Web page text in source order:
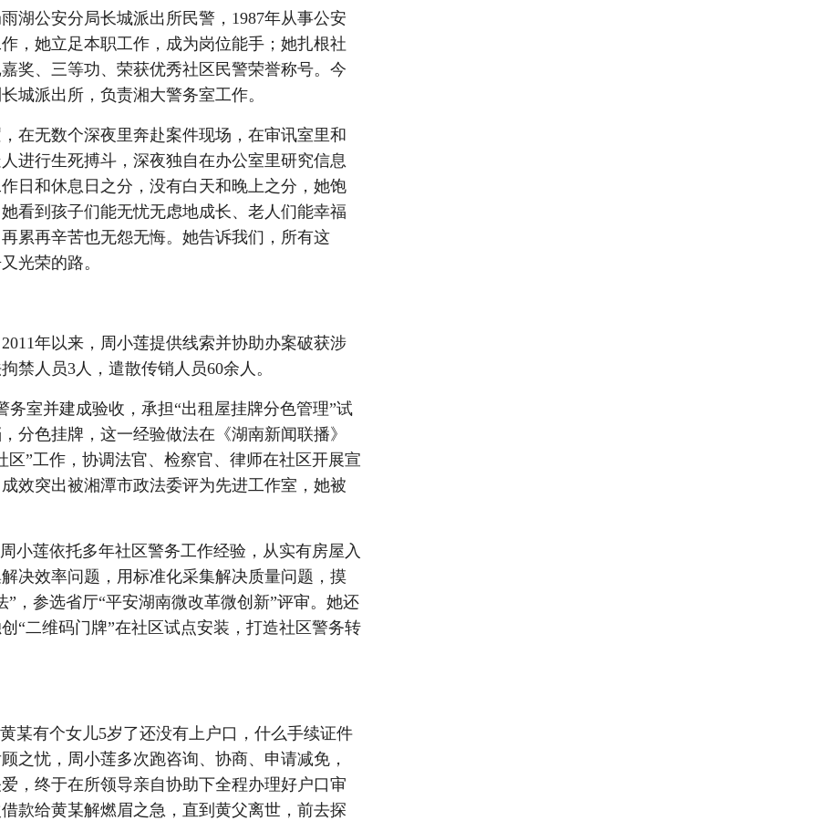
公安分局长城派出所民警，1987年从事公安
，她立足本职工作，成为岗位能手；她扎根社
奖、三等功、荣获优秀社区民警荣誉称号。今
城派出所，负责湘大警务室工作。
无数个深夜里奔赴案件现场，在审讯室里和
进行生死搏斗，深夜独自在办公室里研究信息
日和休息日之分，没有白天和晚上之分，她饱
看到孩子们能无忧无虑地成长、老人们能幸福
累再辛苦也无怨无悔。她告诉我们，所有这
光荣的路。
年以来，周小莲提供线索并协助办案破获涉
禁人员3人，遣散传销人员60余人。
并建成验收，承担“出租屋挂牌分色管理”试
分色挂牌，这一经验做法在《湖南新闻联播》
”工作，协调法官、检察官、律师在社区开展宣
效突出被湘潭市政法委评为先进工作室，她被
莲依托多年社区警务工作经验，从实有房屋入
决效率问题，用标准化采集解决质量问题，摸
，参选省厅“平安湖南微改革微创新”评审。她还
“二维码门牌”在社区试点安装，打造社区警务转
有个女儿5岁了还没有上户口，什么手续证件
之忧，周小莲多次跑咨询、协商、申请减免，
，终于在所领导亲自协助下全程办理好户口审
款给黄某解燃眉之急，直到黄父离世，前去探